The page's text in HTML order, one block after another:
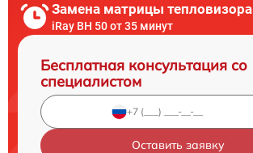
Замена матрицы тепловизора
iRay BH 50 от 35 минут
Бесплатная консультация со
специалистом
Оставить заявку